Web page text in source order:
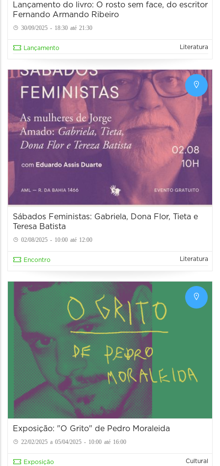
Lançamento do livro: O rosto sem face, do escritor
Fernando Armando Ribeiro
30/09/2025 - 18:30 até 21:30
Lançamento Literatura
Sábados Feministas: Gabriela, Dona Flor, Tieta e
Teresa Batista
02/08/2025 - 10:00 até 12:00
Encontro Literatura
Exposição: "O Grito" de Pedro Moraleida
22/02/2025 a 05/04/2025 - 10:00 até 16:00
Exposição Cultural